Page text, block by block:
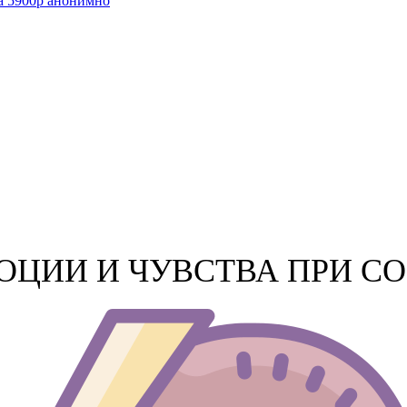
И ЧУВСТВА ПРИ